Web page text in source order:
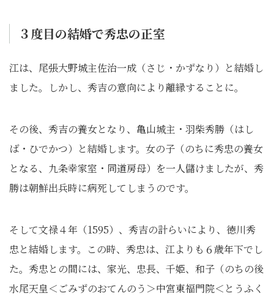
３度目の結婚で秀忠の正室
江は、尾張大野城主佐治一成（さじ・かずなり）と結婚し
ました。しかし、秀吉の意向により離縁することに。
その後、秀吉の養女となり、亀山城主・羽柴秀勝（はし
ば・ひでかつ）と結婚します。女の子（のちに秀忠の養女
となる、九条幸家室・同道房母）を一人儲けましたが、秀
勝は朝鮮出兵時に病死してしまうのです。
そして文禄４年（1595）、秀吉の計らいにより、徳川秀
忠と結婚します。この時、秀忠は、江よりも６歳年下でし
た。秀忠との間には、家光、忠長、千姫、和子（のちの後
水尾天皇＜ごみずのおてんのう＞中宮東福門院＜とうふく